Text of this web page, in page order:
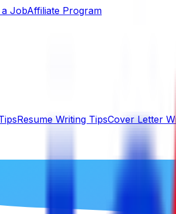
a JobAffiliate Program
Resume Writing TipsCover Letter